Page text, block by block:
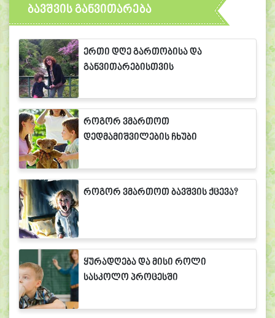
ბავშვის განვითარება
ერთი დღე გართობისა და
განვითარებისთვის
როგორ ვმართოთ
დედმამიშვილების ჩხუბი
როგორ ვმართოთ ბავშვის ქცევა?
ყურადღება და მისი როლი
სასკოლო პროცესში